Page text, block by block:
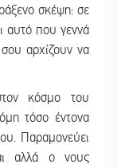
σκέψη: σε
αυτό που γεννά
αρχίζουν να
κόσμο του
τόσο έντονα
Παραμονεύει
αλλά ο νους